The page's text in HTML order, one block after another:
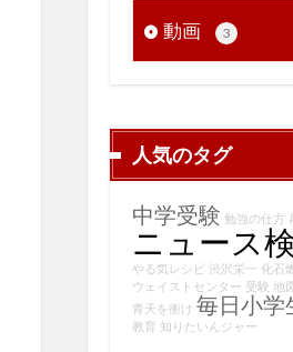
動画 3
人気のタグ
中学受験 勉強の仕方
ニュース
やる気レシピ 渋沢栄一 化石
ウェイストセンター 受験 地
青天を衝け 毎日小学
教育 知りたいんジャー